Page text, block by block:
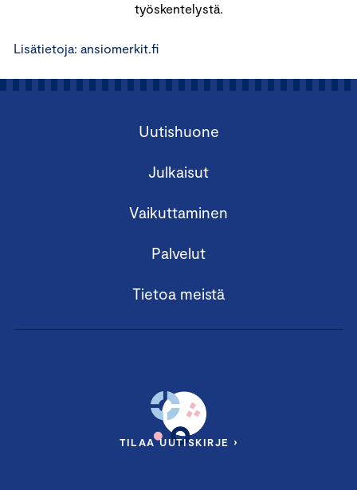
työskentelystä.
Lisätietoja: ansiomerkit.fi
Uutishuone
Julkaisut
Vaikuttaminen
Palvelut
Tietoa meistä
TILAA UUTISKIRJE ›